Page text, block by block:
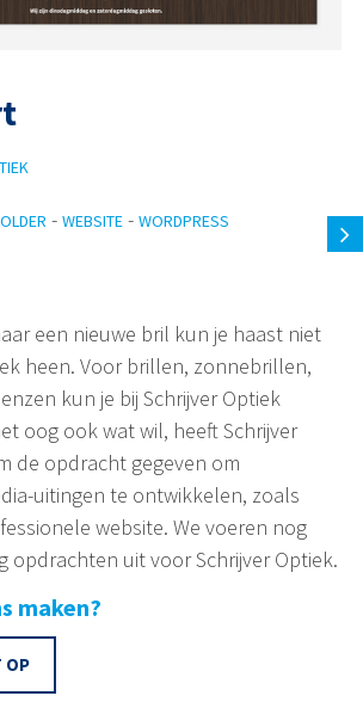
WEBSITE WORDPRESS
een nieuwe bril kun je haast niet
heen. Voor brillen, zonnebrillen,
kun je bij Schrijver Optiek
oog ook wat wil, heeft Schrijver
de opdracht gegeven om
uitingen te ontwikkelen, zoals
website. We voeren nog
opdrachten uit voor Schrijver Optiek.
maken?
OP